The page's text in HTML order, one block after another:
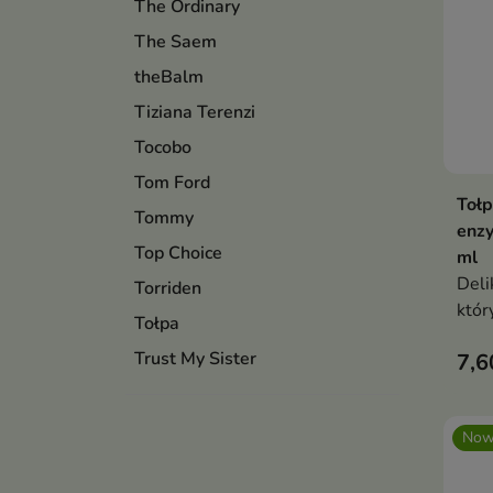
The Ordinary
The Saem
theBalm
Tiziana Terenzi
Tocobo
Tom Ford
Tommy
Top Choice
Torriden
Tołpa
Trust My Sister
ml